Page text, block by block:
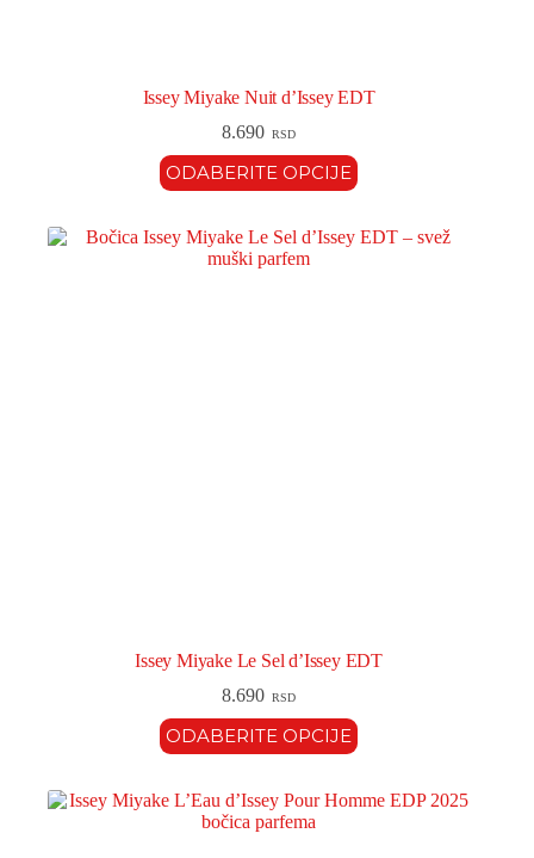
Issey Miyake Nuit d’Issey EDT
8.690 RSD
ODABERITE OPCIJE
Issey Miyake Le Sel d’Issey EDT
8.690 RSD
ODABERITE OPCIJE